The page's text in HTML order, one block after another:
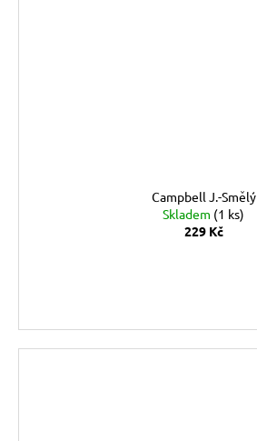
Campbell J.-Smělý
Skladem (1 ks)
229 Kč